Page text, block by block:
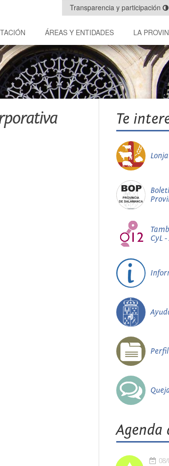
Transparencia y participación
ÁREAS Y ENTIDADES LA
Te
CyL
Agenda